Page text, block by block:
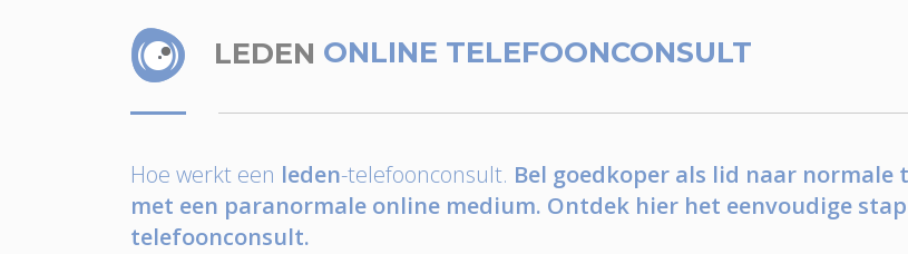
LEDEN ONLINE TELEFOONCONSULT
Hoe werkt een leden-telefoonconsult. Bel goedkoper als lid naar
met een paranormale online medium. Ontdek hier het eenvoudige
telefoonconsult.